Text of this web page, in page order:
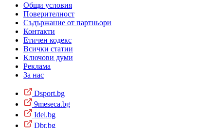
Общи условия
Поверителност
Съдържание от партньори
Контакти
Етичен кодекс
Всички статии
Ключови думи
Реклама
За нас
Dsport.bg
9meseca.bg
Idei.bg
Dbr.bg